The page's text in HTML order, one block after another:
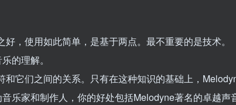
，使用如此简单，是基于两点。最不重要的是技术。
的理解。
和它们之间的关系。只有在这种知识的基础上，
乐家和制作人，你的好处包括Melodyne著名的卓越